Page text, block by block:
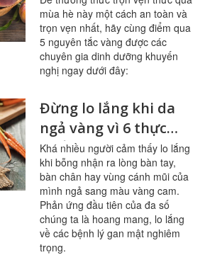
tránh ngộ độc
mùa hè này một cách an toàn và
trọn vẹn nhất, hãy cùng điểm qua
5 nguyên tắc vàng được các
chuyên gia dinh dưỡng khuyến
nghị ngay dưới đây:
Đừng lo lắng khi da
ngả vàng vì 6 thực
phẩm này
Khá nhiều người cảm thấy lo lắng
khi bỗng nhận ra lòng bàn tay,
bàn chân hay vùng cánh mũi của
mình ngả sang màu vàng cam.
Phản ứng đầu tiên của đa số
chúng ta là hoang mang, lo lắng
về các bệnh lý gan mật nghiêm
trọng.